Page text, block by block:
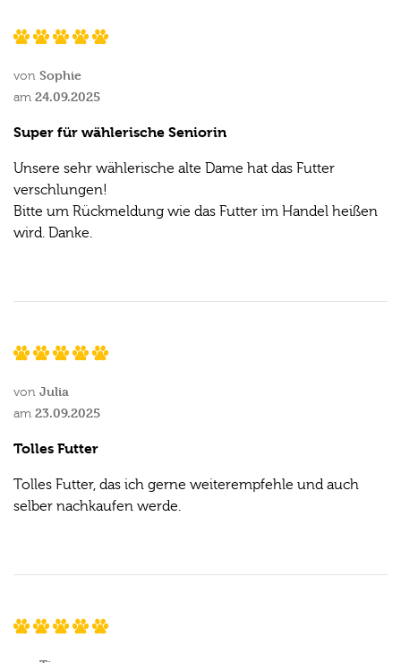
von Sophie
am 24.09.2025
Super für wählerische Seniorin
Unsere sehr wählerische alte Dame hat das Futter
verschlungen!
Bitte um Rückmeldung wie das Futter im Handel heißen
wird. Danke.
von Julia
am 23.09.2025
Tolles Futter
Tolles Futter, das ich gerne weiterempfehle und auch
selber nachkaufen werde.